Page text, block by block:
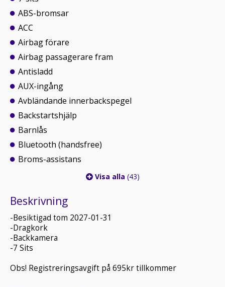
ABS-bromsar
ACC
Airbag förare
Airbag passagerare fram
Antisladd
AUX-ingång
Avbländande innerbackspegel
Backstartshjälp
Barnlås
Bluetooth (handsfree)
Broms-assistans
Visa alla (43)
Beskrivning
-Besiktigad tom 2027-01-31
-Dragkork
-Backkamera
-7 Sits
Obs! Registreringsavgift på 695kr tillkommer